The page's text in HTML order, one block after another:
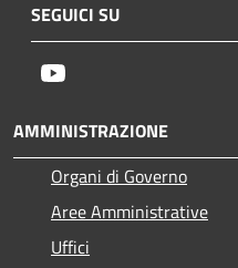
SEGUICI SU
AMMINISTRAZIONE
Organi di Governo
Aree Amministrative
Uffici